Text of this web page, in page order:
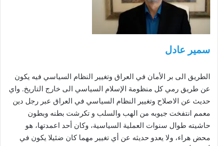
سمير عادل
الطريق الى بر الأمان في العراق وتغيير النظام السياسي فيه يكون
عن طريق رمي كل منظومة الإسلام السياسي الى خارج التاريخ. واي
حديث عن الاصلاح وتغيير النظام السياسي في العراق عبر رجل دين
معمم انتفخت جيوبه من الهب والسلب و تكرشت بطنه وبطون
حاشيته طوال سنوات العملية السياسية، وكان أحد اعمدتها، هو
محض هراء، ولا يعدو حديثه عن أي تغيير مهما كان ضئيلا يكون في